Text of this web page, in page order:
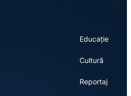
Educație
Cultură
Reportaj